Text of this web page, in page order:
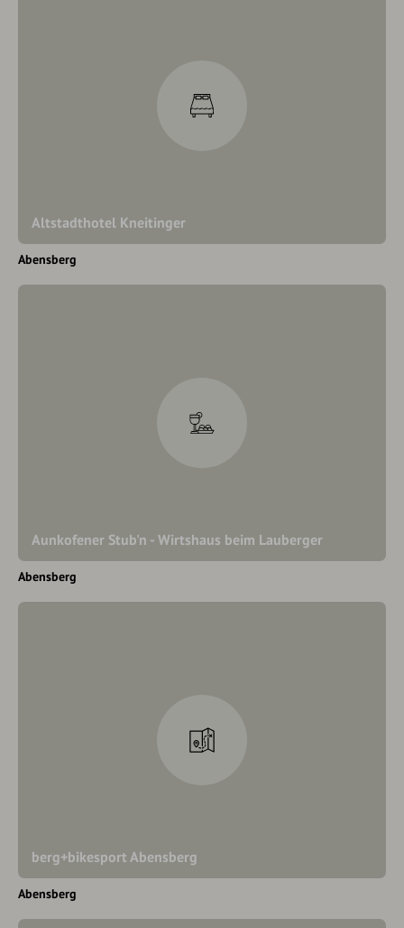
Altstadthotel Kneitinger
Abensberg
Aunkofener Stub'n - Wirtshaus beim Lauberger
Abensberg
berg+bikesport Abensberg
Abensberg